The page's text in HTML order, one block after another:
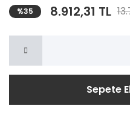
%35 8.912,31 TL
Sepete